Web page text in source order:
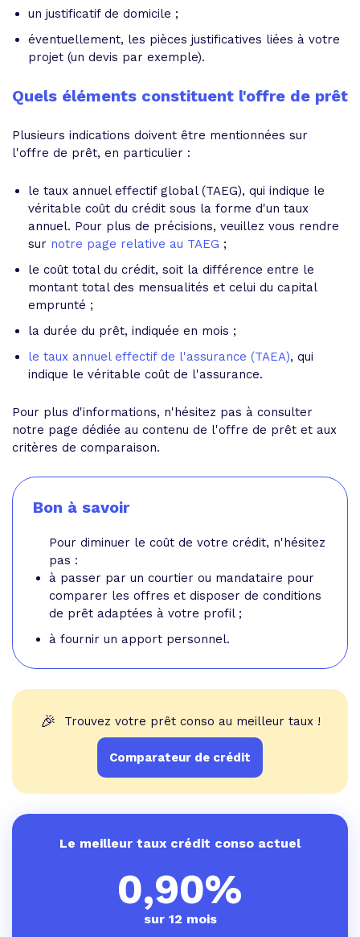
un justificatif de domicile ;
éventuellement, les pièces justificatives liées à votre
projet (un devis par exemple).
Quels éléments constituent l'offre de prêt
Plusieurs indications doivent être mentionnées sur
l'offre de prêt, en particulier :
le taux annuel effectif global (TAEG), qui indique le
véritable coût du crédit sous la forme d'un taux
annuel. Pour plus de précisions, veuillez vous rendre
sur notre page relative au TAEG ;
le coût total du crédit, soit la différence entre le
montant total des mensualités et celui du capital
emprunté ;
la durée du prêt, indiquée en mois ;
le taux annuel effectif de l'assurance (TAEA), qui
indique le véritable coût de l'assurance.
Pour plus d'informations, n'hésitez pas à consulter
notre page dédiée au contenu de l'offre de prêt et aux
critères de comparaison.
Bon à savoir
Pour diminuer le coût de votre crédit, n'hésitez
pas :
à passer par un courtier ou mandataire pour
comparer les offres et disposer de conditions
de prêt adaptées à votre profil ;
à fournir un apport personnel.
🎉 Trouvez votre prêt conso au meilleur taux !
Comparateur de crédit
Le meilleur taux crédit conso actuel
0,90%
sur 12 mois